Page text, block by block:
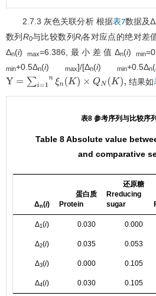
2.7.3 灰色关联分析 根据表7数据及Δ
数列R0与比较数列Ri各对应点的绝对差
Δn(i)max=6.386,最小差值Δn(i) min
min+0.5Δn(i) max]/[Δn(i) min+0.5Δn(
Y=∑i=1 ξnK×QNK 结果如
表8 参考序列与比较序
Table 8 Absolute value
and comparative
Δn(i)
蛋白质
Protein
还原糖
Rreducing
sugar
Δ1 (i) 0.030 0.000
Δ2(i) 0.035 0.053
Δ3(i) 0.000 0.105
Δ4(i) 0.030 0.105